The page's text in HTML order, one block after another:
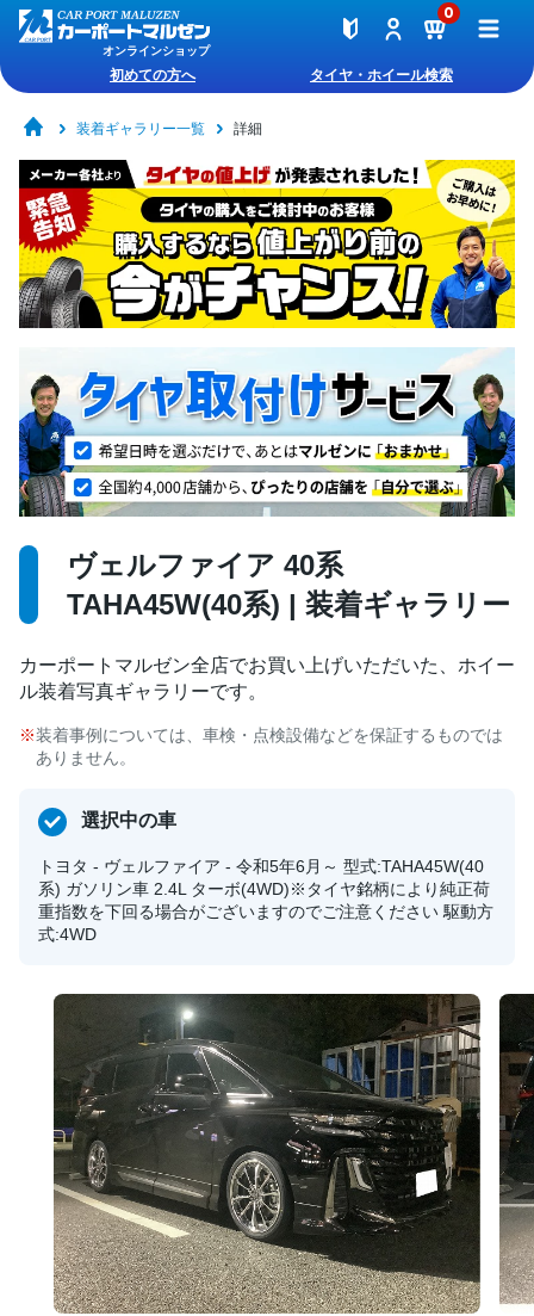
オンラインショップ
0
初めての方へ タイヤ・ホイール検索
装着ギャラリー一覧 詳細
ヴェルファイア 40系
TAHA45W(40系) | 装着ギャラリー
カーポートマルゼン全店でお買い上げいただいた、ホイー
ル装着写真ギャラリーです。
装着事例については、車検・点検設備などを保証するものでは
ありません。
選択中の車
トヨタ - ヴェルファイア - 令和5年6月～ 型式:TAHA45W(40
系) ガソリン車 2.4L ターボ(4WD)※タイヤ銘柄により純正荷
重指数を下回る場合がございますのでご注意ください 駆動方
式:4WD